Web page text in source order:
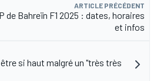
ARTICLE PRÉCÉDENT
de Bahreïn F1 2025 : dates, horaires
et infos
si haut malgré un "très très